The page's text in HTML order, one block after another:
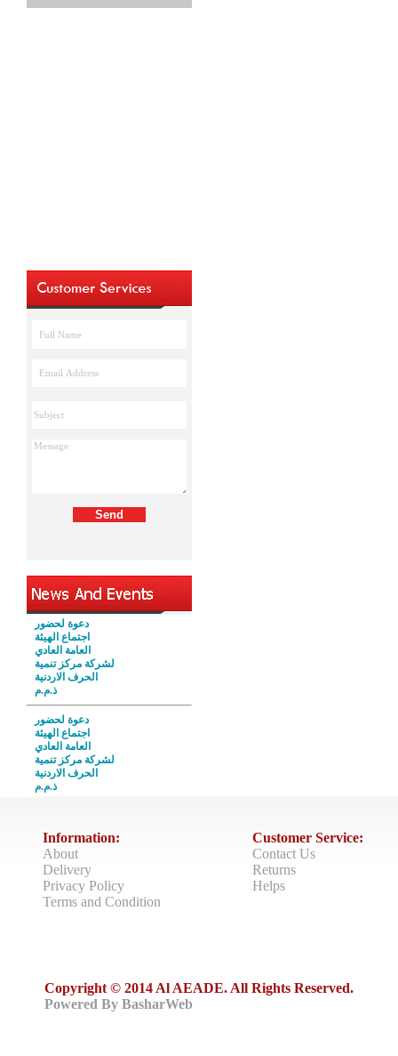
دعوة لحضور
اجتماع الهيئة
العامة العادي
لشركة مركز تنمية
الحرف الاردنية
ذ.م.م
دعوة لحضور
اجتماع الهيئة
العامة العادي
لشركة مركز تنمية
الحرف الاردنية
ذ.م.م
Information:
About
Delivery
Privacy Policy
Terms and Condition
Customer Service:
Contact Us
Returns
Helps
Copyright © 2014 Al AEADE. All Rights Reserved.
Powered By BasharWeb